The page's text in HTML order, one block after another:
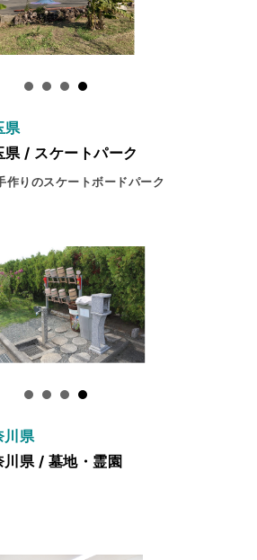
県
/ スケートパーク
作りのスケートボードパーク
川県
川県 / 墓地・霊園